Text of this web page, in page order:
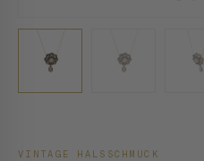
VINTAGE HALSSCHMUCK